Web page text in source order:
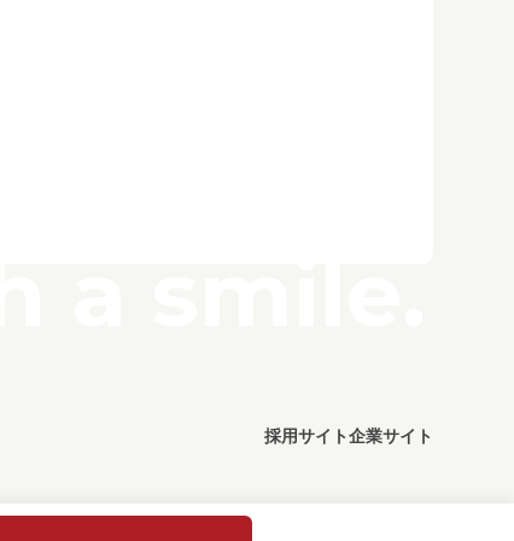
採用サイト企業サイト